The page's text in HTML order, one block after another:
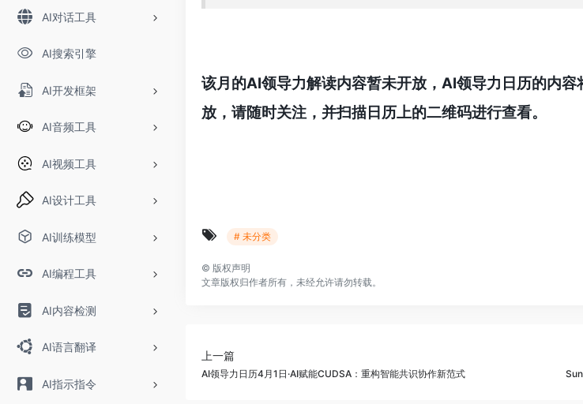
AI对话工具
AI搜索引擎
AI开发框架
AI音频工具
AI视频工具
AI设计工具
AI训练模型
AI编程工具
AI内容检测
AI语言翻译
AI指示指令
该月的AI领导力解读内容暂未开放，AI领导力日历的内
放，请随时关注，并扫描日历上的二维码进行查看。
# 未分类
© 版权声明
文章版权归作者所有，未经允许请勿转载。
上一篇
AI领导力日历4月1日·AI赋能CUDSA：重构智能共识协作新范式